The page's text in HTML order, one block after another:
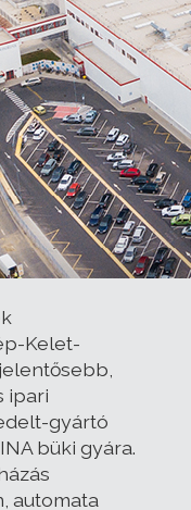
Kelet-
ipari
gyártó
büki gyára.
automata